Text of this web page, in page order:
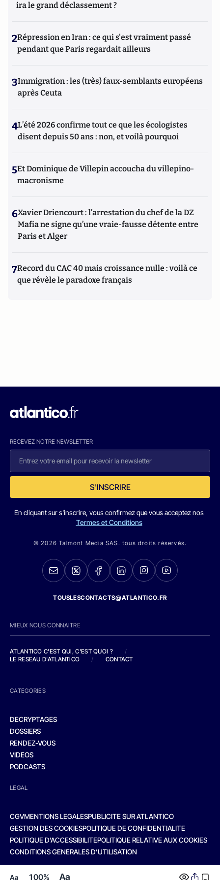
Aa 100% Aa
ira le grand déclassement ?
2Répression en Iran : ce qui s'est vraiment passé
pendant que Paris regardait ailleurs
3Immigration : les (très) faux-semblants européens
après Ceuta
4L’été 2026 confirme tout ce que les écologistes
disent depuis 50 ans : non, et voilà pourquoi
5Et Dominique de Villepin accoucha du villepino-
macronisme
6Xavier Driencourt : l’arrestation du chef de la DZ
Mafia ne signe qu’une vraie-fausse détente entre
Paris et Alger
7Record du CAC 40 mais croissance nulle : voilà ce
que révèle le paradoxe français
RECEVEZ NOTRE NEWSLETTER
S'INSCRIRE
En cliquant sur s'inscrire, vous confirmez que vous acceptez nos
Termes et Conditions
© 2026 Talmont Media SAS. tous droits réservés.
TOUSLESCONTACTS@ATLANTICO.FR
MIEUX NOUS CONNAITRE
ATLANTICO C'EST QUI, C'EST QUOI ?
/
LE RESEAU D'ATLANTICO
/ CONTACT
CATEGORIES
DECRYPTAGES
DOSSIERS
RENDEZ-VOUS
VIDEOS
PODCASTS
LEGAL
CGVMENTIONS LEGALESPUBLICITE SUR ATLANTICO
GESTION DES COOKIESPOLITIQUE DE CONFIDENTIALITE
POLITIQUE D’ACCESSIBILITEPOLITIQUE RELATIVE AUX COOKIES
CONDITIONS GENERALES D’UTILISATION